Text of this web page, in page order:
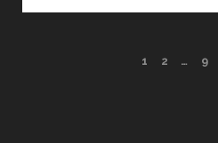
1 2 … 9